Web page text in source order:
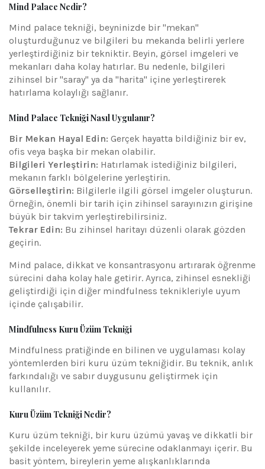
Mind Palace Nedir?
Mind palace tekniği, beyninizde bir "mekan"
oluşturduğunuz ve bilgileri bu mekanda belirli yerlere
yerleştirdiğiniz bir tekniktir. Beyin, görsel imgeleri ve
mekanları daha kolay hatırlar. Bu nedenle, bilgileri
zihinsel bir "saray" ya da "harita" içine yerleştirerek
hatırlama kolaylığı sağlanır.
Mind Palace Tekniği Nasıl Uygulanır?
Bir Mekan Hayal Edin: Gerçek hayatta bildiğiniz bir ev,
ofis veya başka bir mekan olabilir.
Bilgileri Yerleştirin: Hatırlamak istediğiniz bilgileri,
mekanın farklı bölgelerine yerleştirin.
Görselleştirin: Bilgilerle ilgili görsel imgeler oluşturun.
Örneğin, önemli bir tarih için zihinsel sarayınızın girişine
büyük bir takvim yerleştirebilirsiniz.
Tekrar Edin: Bu zihinsel haritayı düzenli olarak gözden
geçirin.
Mind palace, dikkat ve konsantrasyonu artırarak öğrenme
sürecini daha kolay hale getirir. Ayrıca, zihinsel esnekliği
geliştirdiği için diğer mindfulness teknikleriyle uyum
içinde çalışabilir.
Mindfulness Kuru Üzüm Tekniği
Mindfulness pratiğinde en bilinen ve uygulaması kolay
yöntemlerden biri kuru üzüm tekniğidir. Bu teknik, anlık
farkındalığı ve sabır duygusunu geliştirmek için
kullanılır.
Kuru Üzüm Tekniği Nedir?
Kuru üzüm tekniği, bir kuru üzümü yavaş ve dikkatli bir
şekilde inceleyerek yeme sürecine odaklanmayı içerir. Bu
basit yöntem, bireylerin yeme alışkanlıklarında